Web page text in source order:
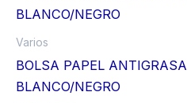
Varios
BOLSA PAPEL
BLANCO/NEGRO